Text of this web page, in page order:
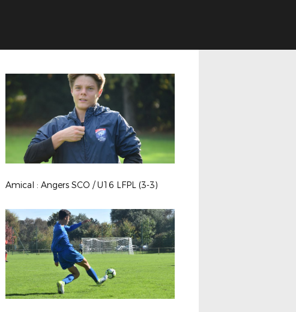
Amical : Angers SCO / U16 LFPL (3-3)